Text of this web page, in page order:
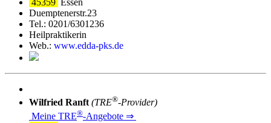
Duemptenerstr.23
Tel.: 0201/6301236
Heilpraktikerin
Web.: www.edda-pks.de
Wilfried Ranft (TRE®‑Provider)
Meine TRE®‑Angebote ⇒